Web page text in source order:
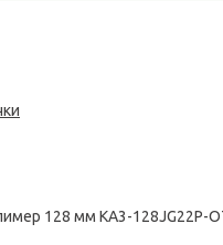
128 мм KA3-128JG22P-